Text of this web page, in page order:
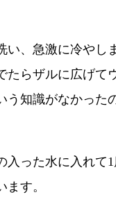
、急激に冷や
らザルに広げ
知識がなかった
った水に入れ
す。